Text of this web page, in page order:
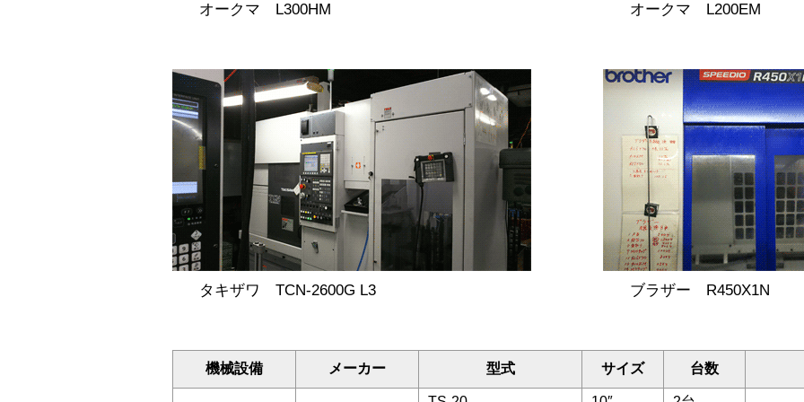
オークマ L300HM オークマ L200EM
タキザワ TCN-2600G L3 ブラザー R450X1N
機械設備 メーカー 型式 サイズ 台数